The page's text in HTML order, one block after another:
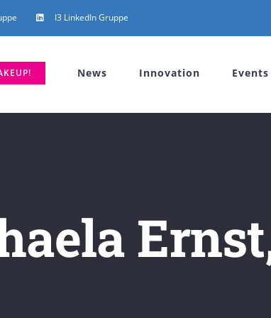
I3 LinkedIn Gruppe
News Innovation Events